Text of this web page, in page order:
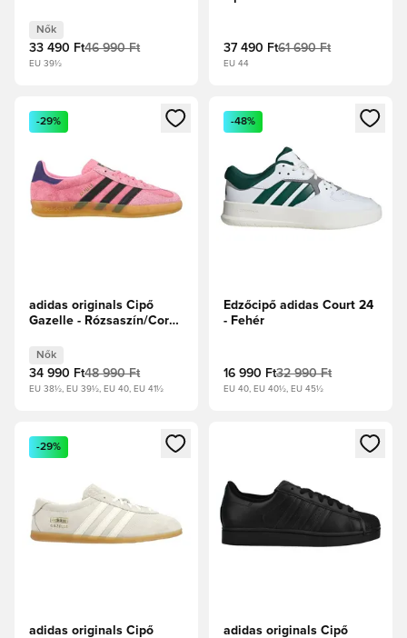
Plum Női
Nők
33 490 Ft46 990 Ft
EU 39½
37 490 Ft61 690 Ft
EU 44
Megnyit egy modált a bejelentkezéshez vagy a tagként
-29%
adidas originals Cipő
Gazelle - Rózsaszín/Core
Nők
34 990 Ft48 990 Ft
EU 38½, EU 39½, EU 40, EU 41½
Megnyit egy modált a
-48%
Edzőcipő adidas Court 24
- Fehér
16 990 Ft32 990 Ft
EU 40, EU 40½, EU 45½
Megnyit egy modált a bejelentkezéshez vagy a tagként
-29%
adidas originals Cipő
Megnyit egy modált a
adidas originals Cipő